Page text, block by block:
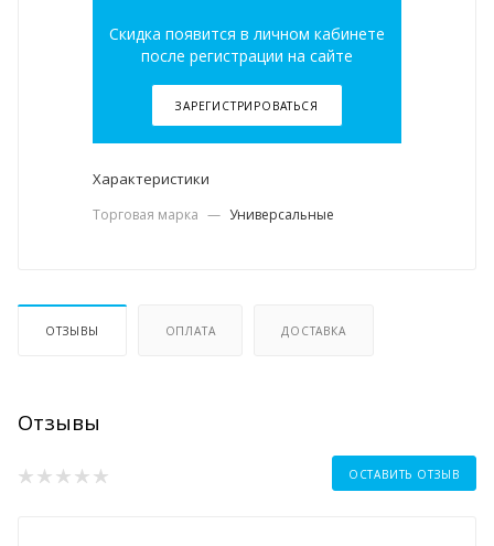
Скидка появится в личном кабинете
после регистрации на сайте
ЗАРЕГИСТРИРОВАТЬСЯ
Характеристики
Торговая марка — Универсальные
ОТЗЫВЫ ОПЛАТА ДОСТАВКА
Отзывы
ОСТАВИТЬ ОТЗЫВ